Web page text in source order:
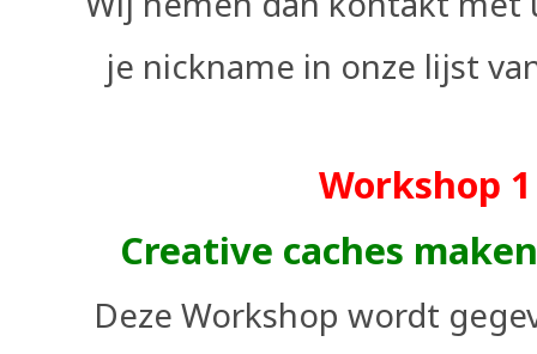
je nickname in onze lijst
Workshop 1
Creative caches
Deze Workshop wordt